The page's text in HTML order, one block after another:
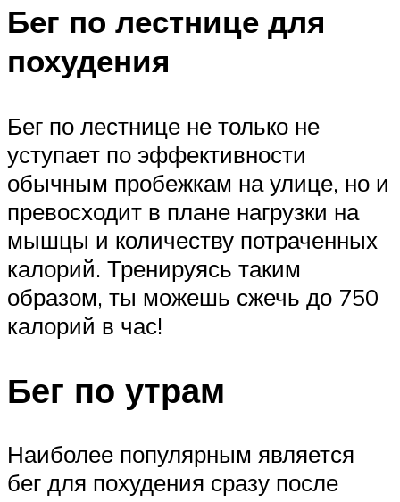
Бег по лестнице для
похудения
Бег по лестнице не только не
уступает по эффективности
обычным пробежкам на улице, но и
превосходит в плане нагрузки на
мышцы и количеству потраченных
калорий. Тренируясь таким
образом, ты можешь сжечь до 750
калорий в час!
Бег по утрам
Наиболее популярным является
бег для похудения сразу после